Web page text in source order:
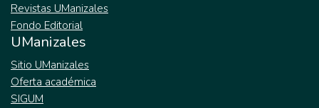
Revistas UManizales
Fondo Editorial
UManizales
Sitio UManizales
Oferta académica
SIGUM